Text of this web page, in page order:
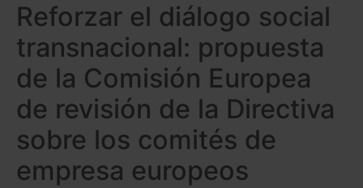
Reforzar el diálogo social
transnacional: propuesta
de la Comisión Europea
de revisión de la Directiva
sobre los comités de
empresa europeos